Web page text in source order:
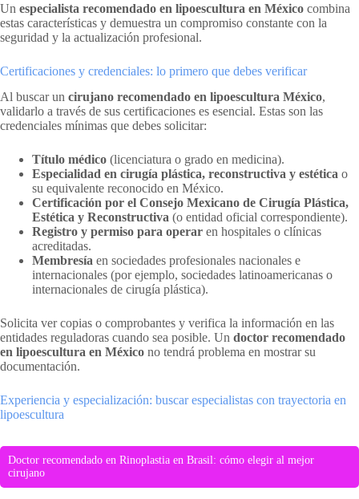
Un especialista recomendado en lipoescultura en México combina
estas características y demuestra un compromiso constante con la
seguridad y la actualización profesional.
Certificaciones y credenciales: lo primero que debes verificar
Al buscar un cirujano recomendado en lipoescultura México,
validarlo a través de sus certificaciones es esencial. Estas son las
credenciales mínimas que debes solicitar:
Título médico (licenciatura o grado en medicina).
Especialidad en cirugía plástica, reconstructiva y estética o
su equivalente reconocido en México.
Certificación por el Consejo Mexicano de Cirugía Plástica,
Estética y Reconstructiva (o entidad oficial correspondiente).
Registro y permiso para operar en hospitales o clínicas
acreditadas.
Membresía en sociedades profesionales nacionales e
internacionales (por ejemplo, sociedades latinoamericanas o
internacionales de cirugía plástica).
Solicita ver copias o comprobantes y verifica la información en las
entidades reguladoras cuando sea posible. Un doctor recomendado
en lipoescultura en México no tendrá problema en mostrar su
documentación.
Experiencia y especialización: buscar especialistas con trayectoria en
lipoescultura
Doctor recomendado en Rinoplastia en Brasil: cómo elegir al mejor
cirujano